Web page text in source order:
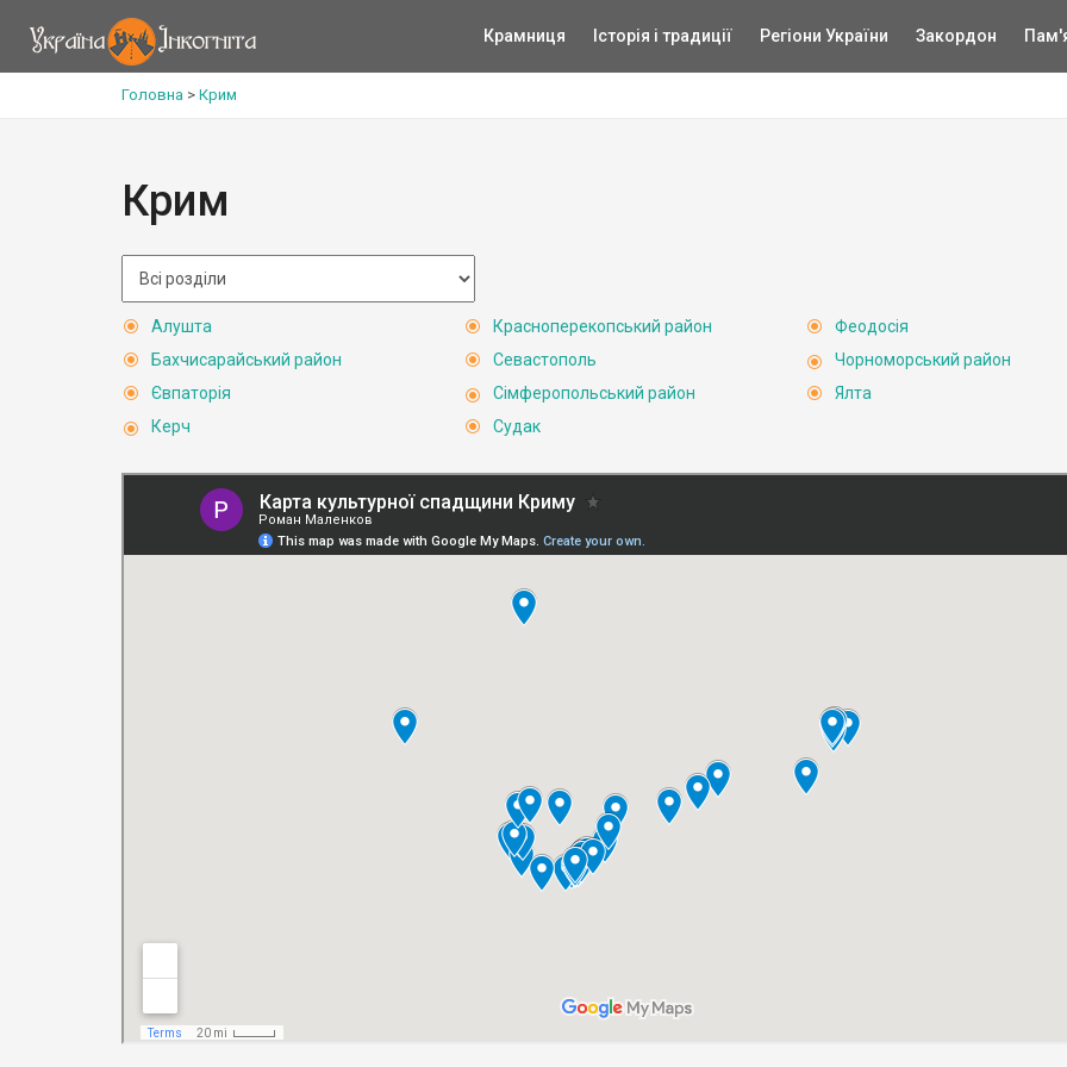
Крамниця Історія і традиції Регіони України Закордон
Головна > Крим
Крим
Алушта
Бахчисарайський район
Євпаторія
Керч
Красноперекопський район
Севастополь
Сімферопольський район
Судак
Феодосія
Чорноморський район
Ялта